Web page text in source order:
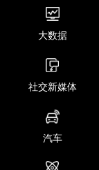
大数据
社交新媒体
汽车